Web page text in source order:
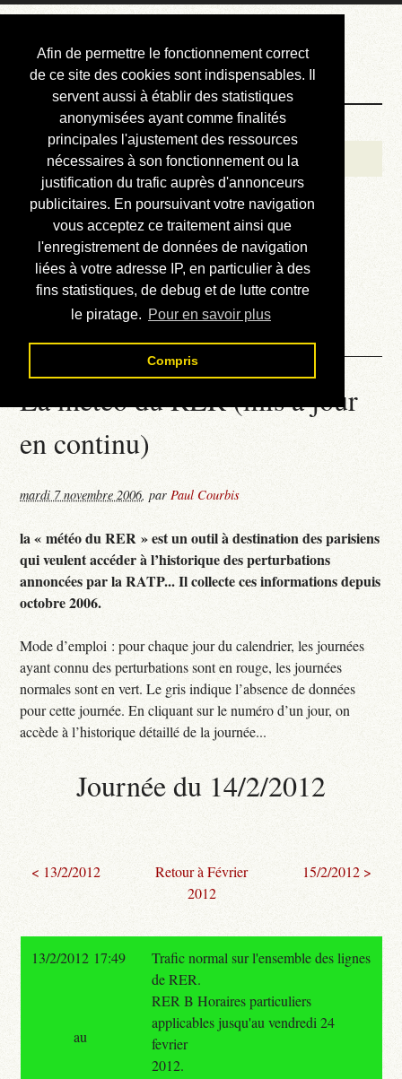
Afin de permettre le fonctionnement correct
de ce site des cookies sont indispensables. Il
servent aussi à établir des statistiques
anonymisées ayant comme finalités
principales l'ajustement des ressources
nécessaires à son fonctionnement ou la
justification du trafic auprès d'annonceurs
publicitaires. En poursuivant votre navigation
vous acceptez ce traitement ainsi que
l'enregistrement de données de navigation
liées à votre adresse IP, en particulier à des
fins statistiques, de debug et de lutte contre
le piratage. Pour en savoir plus
Compris
Courbis, « LE »
Blog Officiel
Bienvenue
Réalisations
Divers (et d’été)
Annonces
Liens externes
Téléchargement
Contact
La météo du RER (mis à jour
en continu)
mardi 7 novembre 2006,parPaul Courbis
la « météo du RER » est un outil à destination des parisiens
qui veulent accéder à l’historique des perturbations
annoncées par la RATP... Il collecte ces informations depuis
octobre 2006.
Mode d’emploi : pour chaque jour du calendrier, les journées
ayant connu des perturbations sont en rouge, les journées
normales sont en vert. Le gris indique l’absence de données
pour cette journée. En cliquant sur le numéro d’un jour, on
accède à l’historique détaillé de la journée...
Journée du 14/2/2012
< 13/2/2012
Retour à Février
2012
15/2/2012 >
13/2/2012 17:49
Trafic normal sur l'ensemble des lignes
de RER.
RER B Horaires particuliers
applicables jusqu'au vendredi 24
fevrier
2012.
au